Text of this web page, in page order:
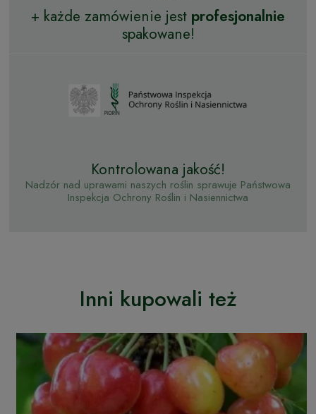
+ każde zamówienie jest profesjonalnie
spakowane!
Kontrolowana jakość!
Nadzór nad uprawami naszych roślin sprawuje Państwowa
Inspekcja Ochrony Roślin i Nasiennictwa
Inni kupowali też